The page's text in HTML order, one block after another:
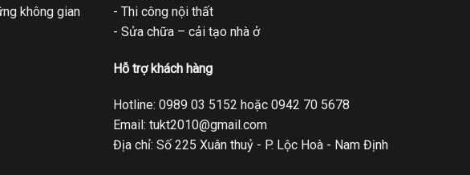
không gian
- Thi công nội thất
- Sửa chữa – cải tạo nhà ở
Hỗ trợ khách hàng
Hotline: 0989 03 5152 hoặc 0942 70 5678
Email: tukt2010@gmail.com
Địa chỉ: Số 225 Xuân thuỷ - P. Lộc Hoà - Nam Định